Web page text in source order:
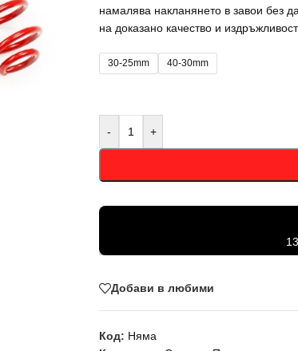
намалява накланянето в завои без
на доказано качество и
30-25mm 40-30mm
- +
Добави в любими
Код: Няма